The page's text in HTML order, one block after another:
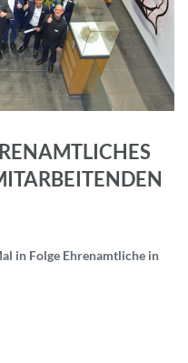
in Folge Ehrenamtliche in